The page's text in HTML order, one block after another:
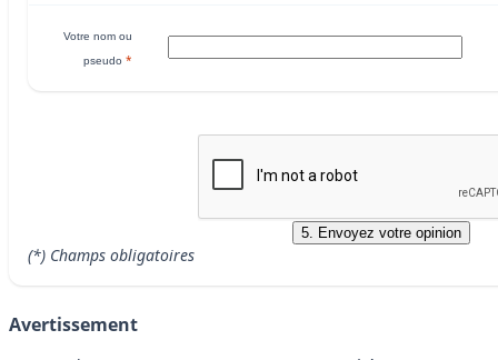
Votre nom ou
pseudo *
(*) Champs obligatoires
Avertissement